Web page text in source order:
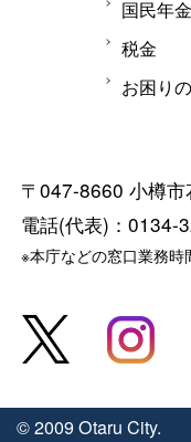
国民年金
税金
お困り
〒047-8660 小樽
電話(代表)：0134-
※本庁などの窓口業務時
© 2009 Otaru City.